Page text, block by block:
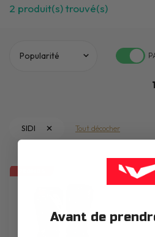
2 produit(s) trouvé(s)
1
SIDI Tout décocher
Avant de